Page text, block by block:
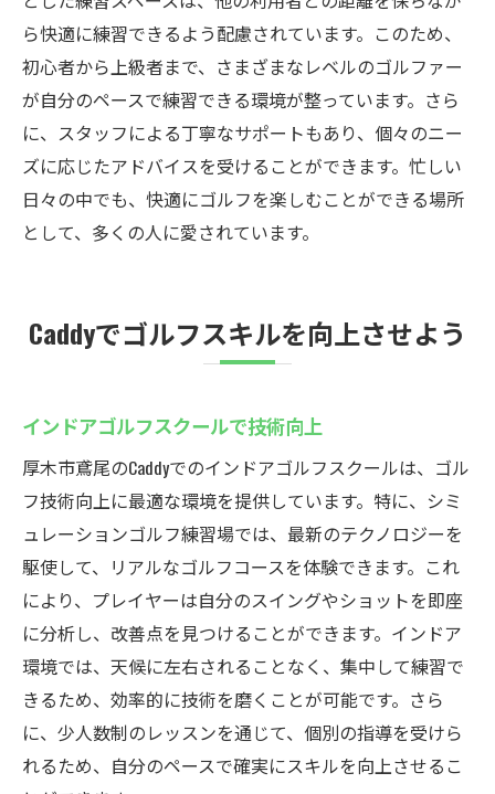
ら快適に練習できるよう配慮されています。このため、
初心者から上級者まで、さまざまなレベルのゴルファー
が自分のペースで練習できる環境が整っています。さら
に、スタッフによる丁寧なサポートもあり、個々のニー
ズに応じたアドバイスを受けることができます。忙しい
日々の中でも、快適にゴルフを楽しむことができる場所
として、多くの人に愛されています。
Caddyでゴルフスキルを向上させよう
インドアゴルフスクールで技術向上
厚木市鳶尾のCaddyでのインドアゴルフスクールは、ゴル
フ技術向上に最適な環境を提供しています。特に、シミ
ュレーションゴルフ練習場では、最新のテクノロジーを
駆使して、リアルなゴルフコースを体験できます。これ
により、プレイヤーは自分のスイングやショットを即座
に分析し、改善点を見つけることができます。インドア
環境では、天候に左右されることなく、集中して練習で
きるため、効率的に技術を磨くことが可能です。さら
に、少人数制のレッスンを通じて、個別の指導を受けら
れるため、自分のペースで確実にスキルを向上させるこ